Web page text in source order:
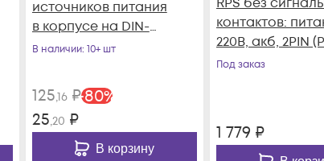
источников питания
в корпусе на DIN-
рейку
В наличии: 10+ шт
125,16₽-80%
25,20 ₽
В корзину
контактов:
220В, акб, 2PIN
160A-C; RV2-6)
Под заказ
1 779 ₽